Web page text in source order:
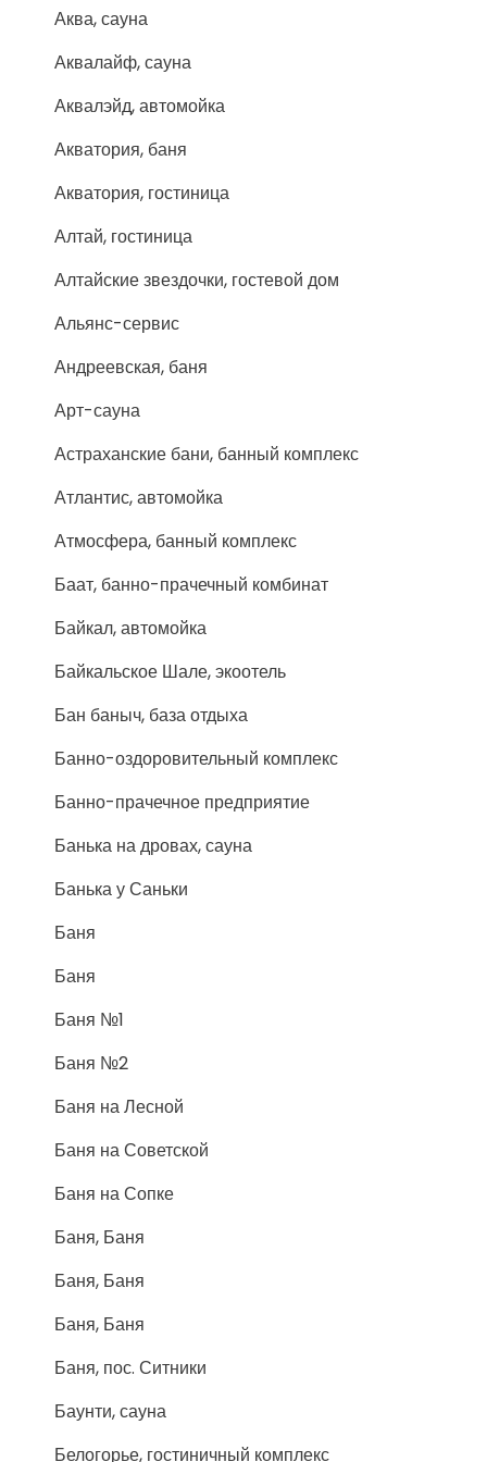
Аква, сауна
Аквалайф, сауна
Аквалэйд, автомойка
Акватория, баня
Акватория, гостиница
Алтай, гостиница
Алтайские звездочки, гостевой дом
Альянс-сервис
Андреевская, баня
Арт-сауна
Астраханские бани, банный комплекс
Атлантис, автомойка
Атмосфера, банный комплекс
Баат, банно-прачечный комбинат
Байкал, автомойка
Байкальское Шале, экоотель
Бан баныч, база отдыха
Банно-оздоровительный комплекс
Банно-прачечное предприятие
Банька на дровах, сауна
Банька у Саньки
Баня
Баня
Баня №1
Баня №2
Баня на Лесной
Баня на Советской
Баня на Сопке
Баня, Баня
Баня, Баня
Баня, Баня
Баня, пос. Ситники
Баунти, сауна
Белогорье, гостиничный комплекс